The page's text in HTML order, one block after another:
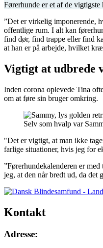
Førerhunde er et af de
”Det er virkelig imponerende,
offentlige rum. I alt kan
find dør, find trappe eller find
at han er på arbejde, hvilket
Vigtigt at udbrede
Inden corona oplevede Tina
om at føre sin bruger omkring.
Selv som hvalp var
"Det er vigtigt, at man ikke
farlige situationer, hvis jeg for
”Førerhundekalenderen er
jeg, at den når bredt ud, da
Kontakt
Adresse: